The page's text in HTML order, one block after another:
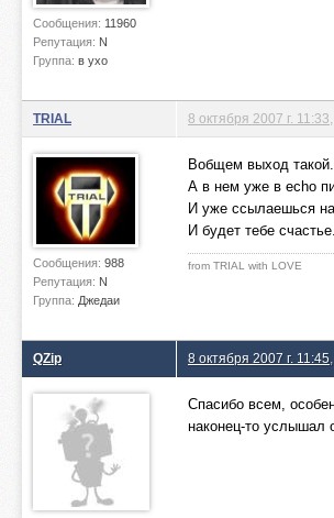
Сообщения: 11960
Репутация: N
Группа: в ухо
TRIAL
Сообщения: 988
Репутация: N
Группа: Джедаи
8 октября 2007 г. 11:33
Вобщем выход
А в нем уже в echo
И уже ссылаешься
И будет тебе счастье.
from TRIAL with LOVE
QZip 8 октября 2007 г. 11:45
Спасибо всем,
наконец-то услышал